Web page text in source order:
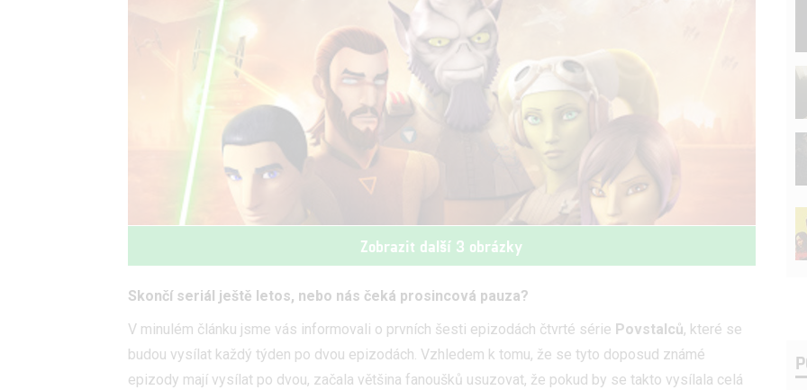
Zobrazit další 3 obrázky
Skončí seriál ještě letos, nebo nás čeká prosincová pauza?
V minulém článku jsme vás informovali o prvních šesti epizodách čtvrté série Povstalců, které se
budou vysílat každý týden po dvou epizodách. Vzhledem k tomu, že se tyto doposud známé
epizody mají vysílat po dvou, začala většina fanoušků usuzovat, že pokud by se takto vysílala celá